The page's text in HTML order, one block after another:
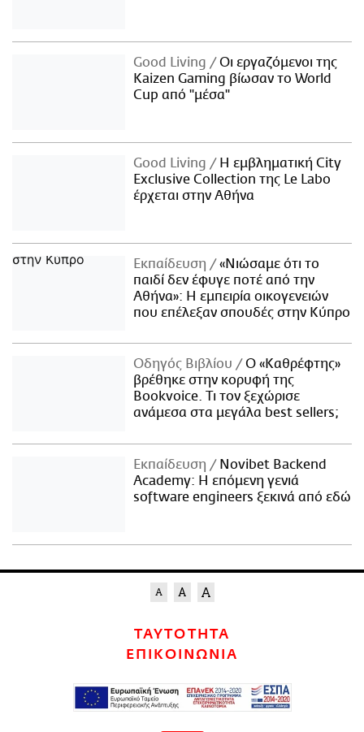
Good Living
Οι εργαζόμενοι της
Kaizen Gaming βίωσαν το World
Cup από "μέσα"
Good Living
Η εμβληματική City
Exclusive Collection της Le Labo
έρχεται στην Αθήνα
Εκπαίδευση
«Νιώσαμε ότι το
παιδί δεν έφυγε ποτέ από την
Αθήνα»: Η εμπειρία οικογενειών
που επέλεξαν σπουδές στην Κύπρο
Οδηγός Βιβλίου
Ο «Καθρέφτης»
βρέθηκε στην κορυφή της
Bookvoice. Τι τον ξεχώρισε
ανάμεσα στα μεγάλα best sellers;
Εκπαίδευση
Novibet Backend
Academy: Η επόμενη γενιά
software engineers ξεκινά από εδώ
ΤΑΥΤΟΤΗΤΑ
ΕΠΙΚΟΙΝΩΝΙΑ